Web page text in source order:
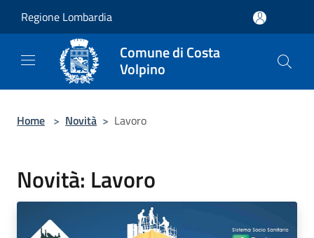
Regione Lombardia
Comune di Costa
Volpino
Home > Novità > Lavoro
Novità: Lavoro